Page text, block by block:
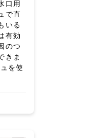
口用
で直
いる
有効
のつ
きま
を使